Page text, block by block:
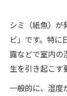
シミ（紙魚）
ビ」です。特
露などで室内の
生を引き起こす
一般的に、湿度